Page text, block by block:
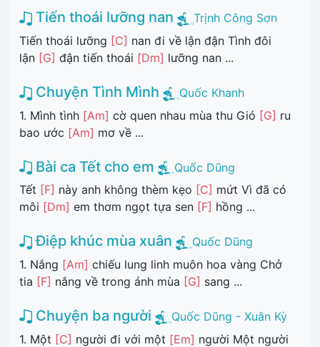
Tiến thoái lưỡng nan
Trịnh Công Sơn
Tiến thoái lưỡng [C] nan đi về lận đận Tình đôi
lận [G] đận tiến thoái [Dm] lưỡng nan ...
Chuyện Tình Mình
Quốc Khanh
1. Mình tình [Am] cờ quen nhau mùa thu Gió [G] ru
bao ước [Am] mơ về ...
Bài ca Tết cho em
Quốc Dũng
Tết [F] này anh không thèm kẹo [C] mứt Vì đã có
môi [Dm] em thơm ngọt tựa sen [F] hồng ...
Điệp khúc mùa xuân
Quốc Dũng
1. Nắng [Am] chiếu lung linh muôn hoa vàng Chở
tia [F] nắng về trong ánh mùa [G] sang ...
Chuyện ba người
Quốc Dũng - Xuân Kỳ
1. Một [C] người đi với một [Em] người Một người